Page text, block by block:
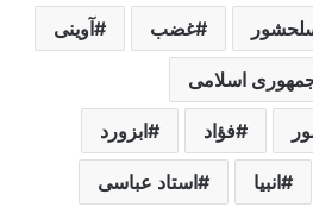
غضب آوینی
اسلامی
فؤاد ابزورد
انبیا استاد عباسی